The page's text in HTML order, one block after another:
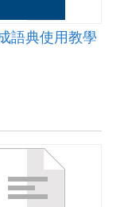
語典使用教學